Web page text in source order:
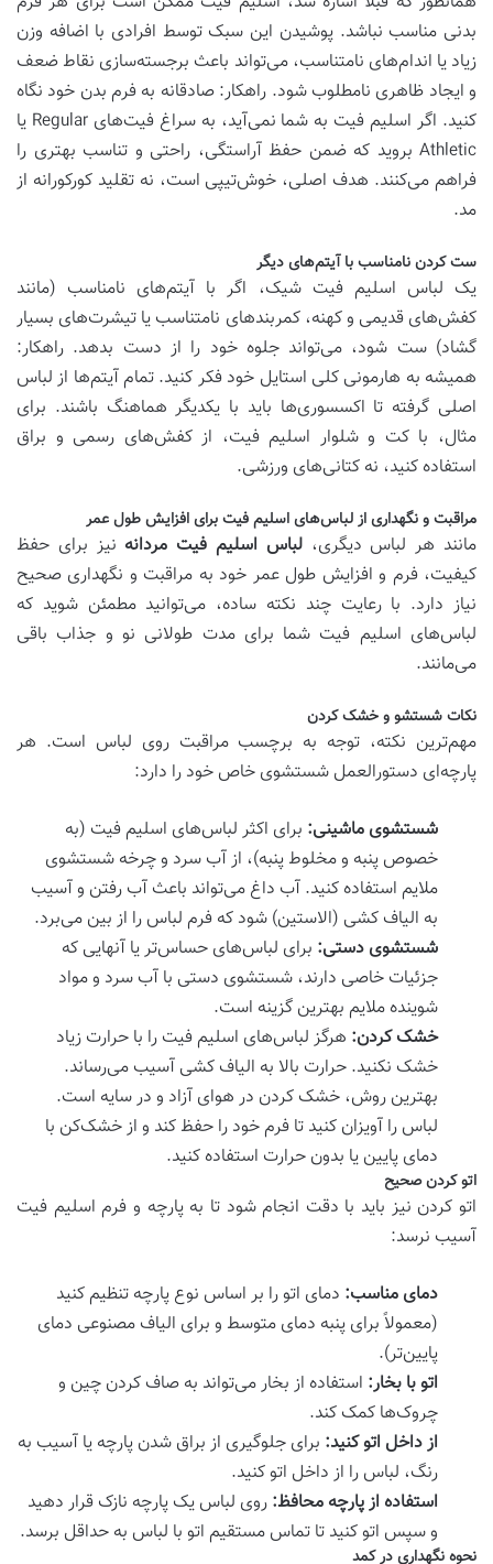
بدنی مناسب نباشد. پوشیدن این سبک توسط افرادی با اضافه وزن
زیاد یا اندام‌های نامتناسب، می‌تواند باعث برجسته‌سازی نقاط ضعف
و ایجاد ظاهری نامطلوب شود. راهکار: صادقانه به فرم بدن خود نگاه
کنید. اگر اسلیم فیت به شما نمی‌آید، به سراغ فیت‌های Regular یا
Athletic بروید که ضمن حفظ آراستگی، راحتی و تناسب بهتری را
فراهم می‌کنند. هدف اصلی، خوش‌تیپی است، نه تقلید کورکورانه از
مد.
ست کردن نامناسب با آیتم‌های دیگر
یک لباس اسلیم فیت شیک، اگر با آیتم‌های نامناسب (مانند
کفش‌های قدیمی و کهنه، کمربندهای نامتناسب یا تیشرت‌های بسیار
گشاد) ست شود، می‌تواند جلوه خود را از دست بدهد. راهکار:
همیشه به هارمونی کلی استایل خود فکر کنید. تمام آیتم‌ها از لباس
اصلی گرفته تا اکسسوری‌ها باید با یکدیگر هماهنگ باشند. برای
مثال، با کت و شلوار اسلیم فیت، از کفش‌های رسمی و براق
استفاده کنید، نه کتانی‌های ورزشی.
مراقبت و نگهداری از لباس‌های اسلیم فیت برای افزایش طول عمر
مانند هر لباس دیگری، لباس اسلیم فیت مردانه نیز برای حفظ
کیفیت، فرم و افزایش طول عمر خود به مراقبت و نگهداری صحیح
نیاز دارد. با رعایت چند نکته ساده، می‌توانید مطمئن شوید که
لباس‌های اسلیم فیت شما برای مدت طولانی نو و جذاب باقی
می‌مانند.
نکات شستشو و خشک کردن
مهم‌ترین نکته، توجه به برچسب مراقبت روی لباس است. هر
پارچه‌ای دستورالعمل شستشوی خاص خود را دارد:
شستشوی ماشینی: برای اکثر لباس‌های اسلیم فیت (به
خصوص پنبه و مخلوط پنبه)، از آب سرد و چرخه شستشوی
ملایم استفاده کنید. آب داغ می‌تواند باعث آب رفتن و آسیب
به الیاف کشی (الاستین) شود که فرم لباس را از بین می‌برد.
شستشوی دستی: برای لباس‌های حساس‌تر یا آنهایی که
جزئیات خاصی دارند، شستشوی دستی با آب سرد و مواد
شوینده ملایم بهترین گزینه است.
خشک کردن: هرگز لباس‌های اسلیم فیت را با حرارت زیاد
خشک نکنید. حرارت بالا به الیاف کشی آسیب می‌رساند.
بهترین روش، خشک کردن در هوای آزاد و در سایه است.
لباس را آویزان کنید تا فرم خود را حفظ کند و از خشک‌کن با
دمای پایین یا بدون حرارت استفاده کنید.
اتو کردن صحیح
اتو کردن نیز باید با دقت انجام شود تا به پارچه و فرم اسلیم فیت
آسیب نرسد:
دمای مناسب: دمای اتو را بر اساس نوع پارچه تنظیم کنید
(معمولاً برای پنبه دمای متوسط و برای الیاف مصنوعی دمای
پایین‌تر).
اتو با بخار: استفاده از بخار می‌تواند به صاف کردن چین و
چروک‌ها کمک کند.
از داخل اتو کنید: برای جلوگیری از براق شدن پارچه یا آسیب به
رنگ، لباس را از داخل اتو کنید.
استفاده از پارچه محافظ: روی لباس یک پارچه نازک قرار دهید
و سپس اتو کنید تا تماس مستقیم اتو با لباس به حداقل برسد.
نحوه نگهداری در کمد